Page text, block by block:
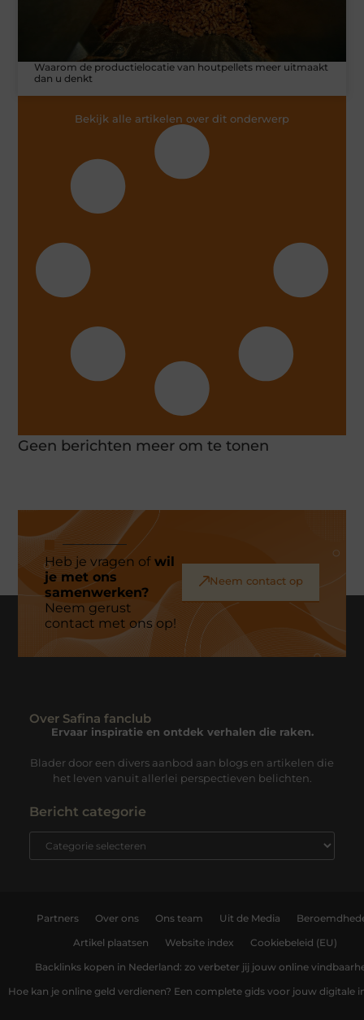
Waarom de productielocatie van houtpellets meer uitmaakt
dan u denkt
Bekijk alle artikelen over dit onderwerp
Geen berichten meer om te tonen
Heb je vragen ofwil
je met ons
samenwerken?
Neem gerust
contact met ons op!
Neem contact op
Over Safina fanclub
Ervaar inspiratie en ontdek verhalen die raken.
Blader door een divers aanbod aan blogs en artikelen die
het leven vanuit allerlei perspectieven belichten.
Bericht categorie
Partners Over ons Ons team Uit de Media
Artikel plaatsen Website index Cookiebeleid (EU)
Backlinks kopen in Nederland: zo verbeter jij jouw online
Hoe kan je online geld verdienen? Een complete gids voor jouw digitale